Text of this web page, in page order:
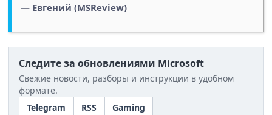
— Евгений (MSReview)
Следите за обновлениями Microsoft
Свежие новости, разборы и инструкции в удобном
формате.
Telegram
RSS Gaming